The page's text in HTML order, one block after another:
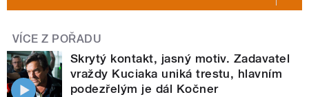
VÍCE Z POŘADU
Skrytý kontakt, jasný motiv. Zadavatel
vraždy Kuciaka uniká trestu, hlavním
podezřelým je dál Kočner